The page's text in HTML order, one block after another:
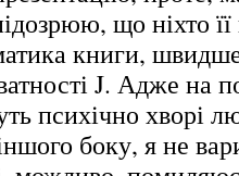
що ніхто
книги,
J. Адже на
психічно хворі
боку, я не